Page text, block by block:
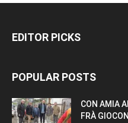
EDITOR PICKS
POPULAR POSTS
CON AMIA
FRÀ